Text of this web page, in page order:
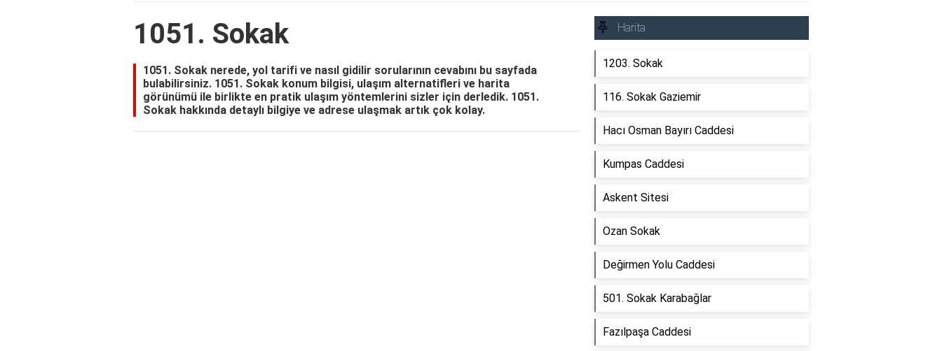
1051. Sokak
1051. Sokak nerede, yol tarifi ve nasıl gidilir sorularının cevabını bu sayfada
bulabilirsiniz. 1051. Sokak konum bilgisi, ulaşım alternatifleri ve harita
görünümü ile birlikte en pratik ulaşım yöntemlerini sizler için derledik. 1051.
Sokak hakkında detaylı bilgiye ve adrese ulaşmak artık çok kolay.
Harita
1203. Sokak
116. Sokak Gaziemir
Hacı Osman Bayırı Caddesi
Kumpas Caddesi
Askent Sitesi
Ozan Sokak
Değirmen Yolu Caddesi
501. Sokak Karabağlar
Fazılpaşa Caddesi